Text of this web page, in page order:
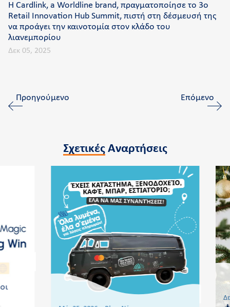
Η Cardlink, a Worldline brand, πραγματοποίησε το 3ο
Retail Innovation Hub Summit, πιστή στη δέσμευσή της
να προάγει την καινοτομία στον κλάδο του
λιανεμπορίου
Δεκ 05, 2025
Προηγούμενο Επόμενο
ΣχετικέςΑναρτήσεις